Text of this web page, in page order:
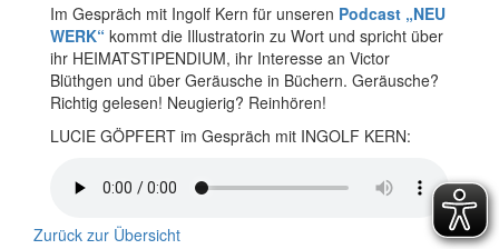
Im Gespräch mit Ingolf Kern für unseren Podcast „NEU
WERK“ kommt die Illustratorin zu Wort und spricht über
ihr HEIMATSTIPENDIUM, ihr Interesse an Victor
Blüthgen und über Geräusche in Büchern. Geräusche?
Richtig gelesen! Neugierig? Reinhören!
LUCIE GÖPFERT im Gespräch mit INGOLF KERN:
Zurück zur Übersicht